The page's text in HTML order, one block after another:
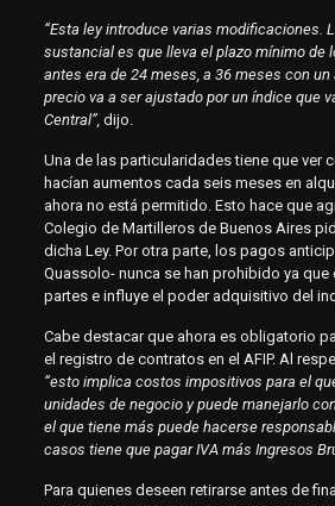
“Esta ley introduce varias modificaciones.
sustancial es que lleva el plazo mínimo de
antes era de 24 meses, a 36 meses con un
precio va a ser ajustado por un índice que
Central”,dijo.
Una de las particularidades tiene que ver
hacían aumentos cada seis meses en
ahora no está permitido. Esto hace que
Colegio de Martilleros de Buenos Aires
dicha Ley. Por otra parte, los pagos
Quassolo- nunca se han prohibido ya que
partes e influye el poder adquisitivo del
Cabe destacar que ahora es obligatorio
el registro de contratos en el AFIP. Al
“esto implica costos impositivos para el
unidades de negocio y puede manejarlo
el que tiene más puede hacerse
casos tiene que pagar IVA más Ingresos
Para quienes deseen retirarse antes de